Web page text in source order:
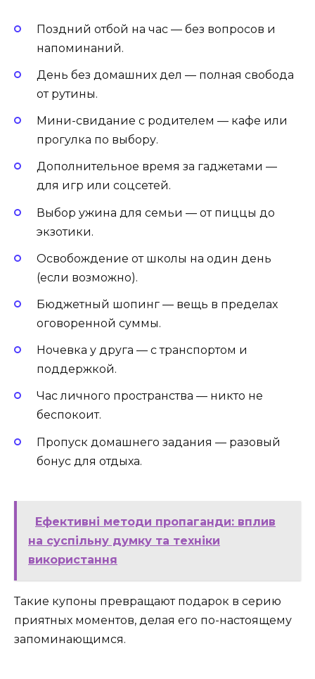
Поздний отбой на час — без вопросов и
напоминаний.
День без домашних дел — полная свобода
от рутины.
Мини-свидание с родителем — кафе или
прогулка по выбору.
Дополнительное время за гаджетами —
для игр или соцсетей.
Выбор ужина для семьи — от пиццы до
экзотики.
Освобождение от школы на один день
(если возможно).
Бюджетный шопинг — вещь в пределах
оговоренной суммы.
Ночевка у друга — с транспортом и
поддержкой.
Час личного пространства — никто не
беспокоит.
Пропуск домашнего задания — разовый
бонус для отдыха.
Ефективні методи пропаганди: вплив
на суспільну думку та техніки
використання
Такие купоны превращают подарок в серию
приятных моментов, делая его по-настоящему
запоминающимся.